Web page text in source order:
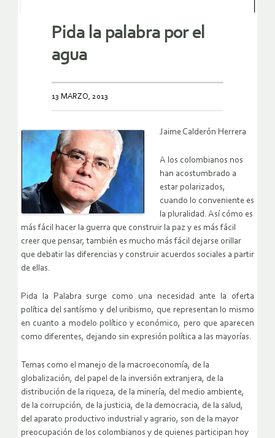
Pida la palabra por el
agua
13 MARZO, 2013
Jaime Calderón Herrera
A los colombianos nos
han acostumbrado a
estar polarizados,
cuando lo conveniente es
la pluralidad. Así cómo es
más fácil hacer la guerra que construir la paz y es más fácil
creer que pensar, también es mucho más fácil dejarse orillar
que debatir las diferencias y construir acuerdos sociales a partir
de ellas.
Pida la Palabra surge como una necesidad ante la oferta
política del santísmo y del uribismo, que representan lo mismo
en cuanto a modelo político y económico, pero que aparecen
como diferentes, dejando sin expresión política a las mayorías.
Temas como el manejo de la macroeconomía, de la
globalización, del papel de la inversión extranjera, de la
distribución de la riqueza, de la minería, del medio ambiente,
de la corrupción, de la justicia, de la democracia, de la salud,
del aparato productivo industrial y agrario, son de la mayor
preocupación de los colombianos y de quienes participan hoy